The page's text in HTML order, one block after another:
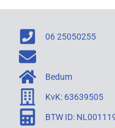
06 25050255
Bedum
KvK: 63639505
BTW ID: